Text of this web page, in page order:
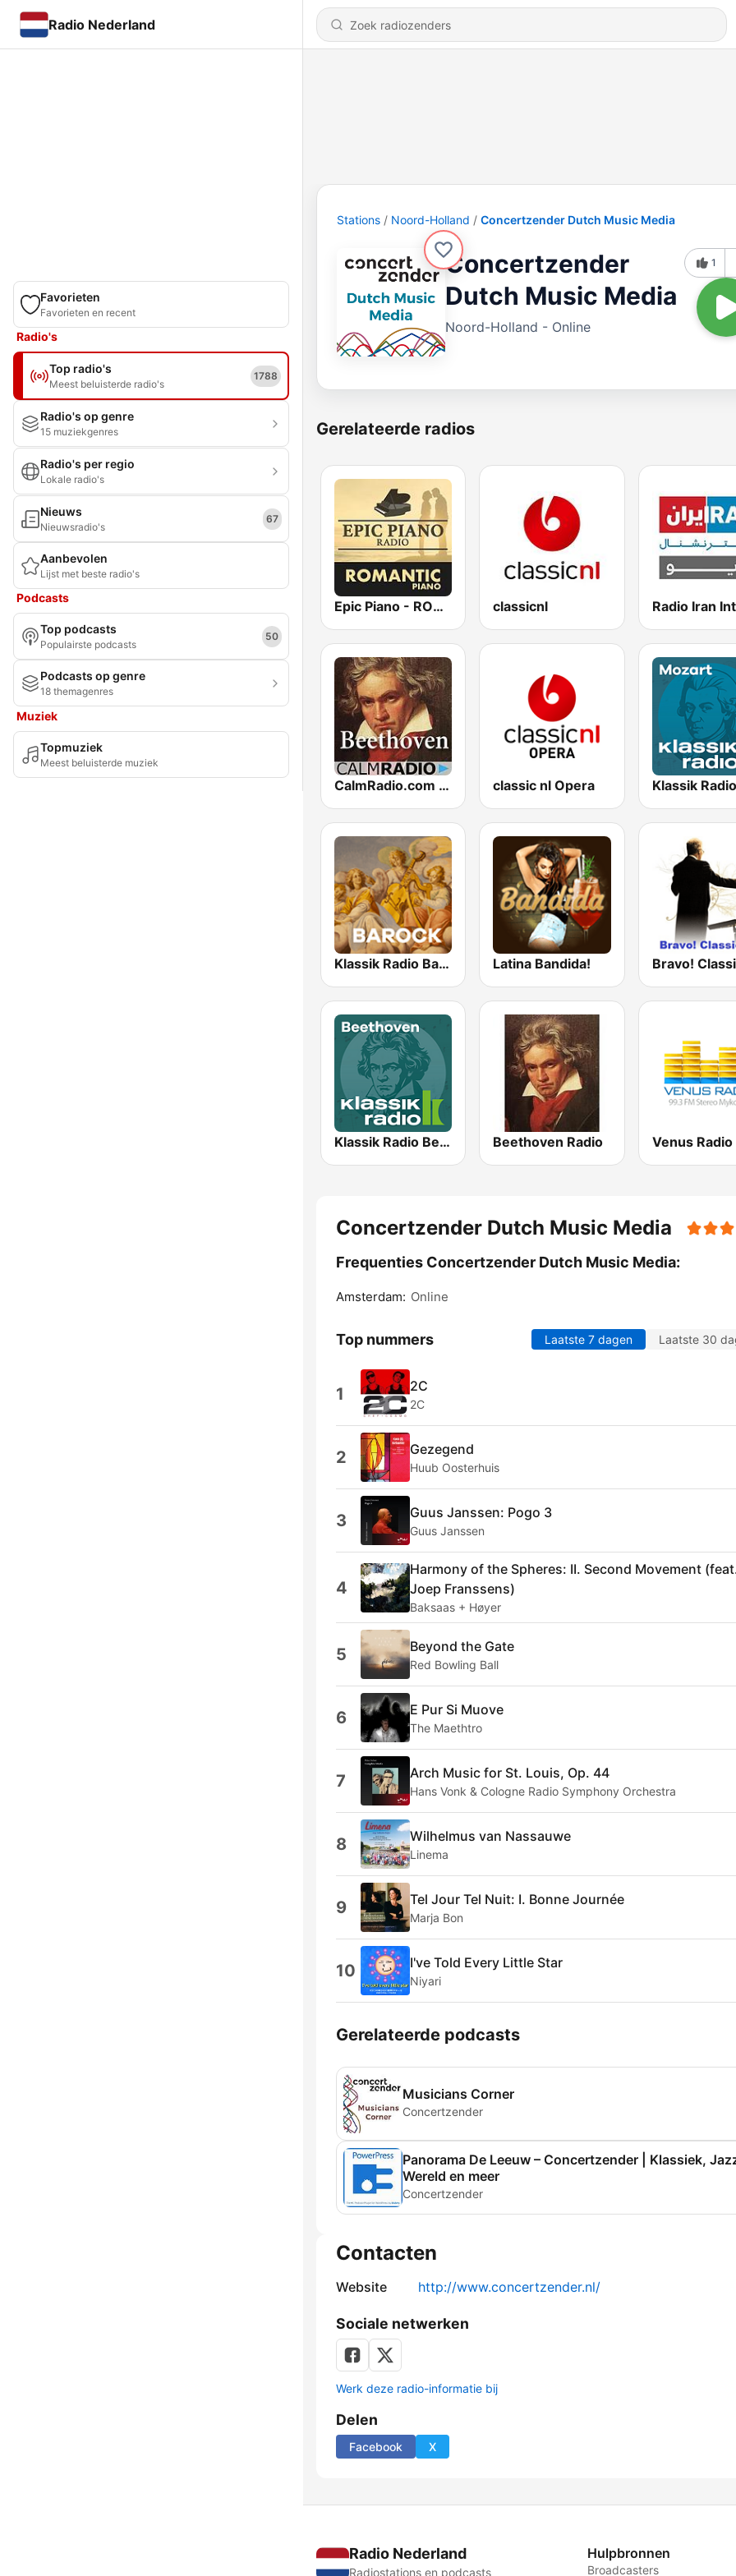
Radio Nederland
Favorieten
Favorieten en recent
Radio's
Top radio's
Meest beluisterde radio's
1788
Radio's op genre
15 muziekgenres
Radio's per regio
Lokale radio's
Nieuws
Nieuwsradio's
67
Aanbevolen
Lijst met beste radio's
Podcasts
Top podcasts
Populairste podcasts
50
Podcasts op genre
18 themagenres
Muziek
Topmuziek
Meest beluisterde muziek
Stations Noord-Holland Concertzender Dutch Music Media
Concertzender
Dutch Music Media
Noord-Holland - Online
1
Gerelateerde radios
Epic Piano - ROMANTIC PIANO classicnl
CalmRadio.com - Beethoven classic nl Opera
Klassik Radio Barock Latina Bandida!
Klassik Radio Beethoven Beethoven Radio
Concertzender Dutch Music Media
Frequenties Concertzender Dutch Music Media:
Amsterdam: Online
Top nummers Laatste 7 dagen Laatste 30
1 2C
2C
2 Gezegend
Huub Oosterhuis
3 Guus Janssen: Pogo 3
Guus Janssen
4
Harmony of the Spheres: II. Second Movement
Joep Franssens)
Baksaas + Høyer
5 Beyond the Gate
Red Bowling Ball
6 E Pur Si Muove
The Maethtro
7 Arch Music for St. Louis, Op. 44
Hans Vonk & Cologne Radio Symphony Orchestra
8 Wilhelmus van Nassauwe
Linema
9 Tel Jour Tel Nuit: I. Bonne Journée
Marja Bon
10 I've Told Every Little Star
Niyari
Gerelateerde podcasts
Musicians Corner
Concertzender
Panorama De Leeuw – Concertzender | Klassiek,
Wereld en meer
Concertzender
Contacten
Website http://www.concertzender.nl/
Sociale netwerken
Werk deze radio-informatie bij
Delen
Facebook X
Radio Nederland
Radiostations en podcasts
Hulpbronnen
Broadcasters